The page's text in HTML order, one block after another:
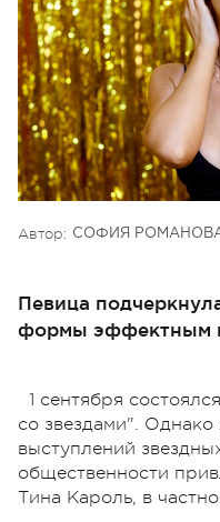
Автор: СОФИЯ
Певица
формы эффектным
1 сентября
со звездами".
выступлений
общественности
Тина Кароль, в